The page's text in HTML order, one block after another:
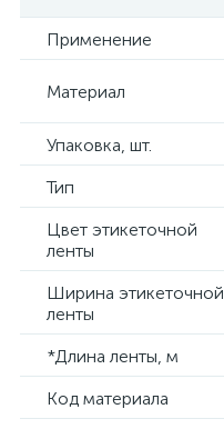
Применение
Материал
Упаковка, шт.
Тип
Цвет этикеточной
ленты
Ширина этикеточной
ленты
*Длина ленты, м
Код материала